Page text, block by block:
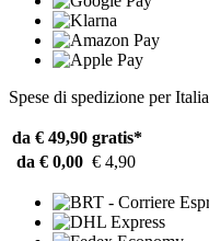
Spese di spedizione per Italia
da € 49,90 gratis*
da € 0,00 € 4,90